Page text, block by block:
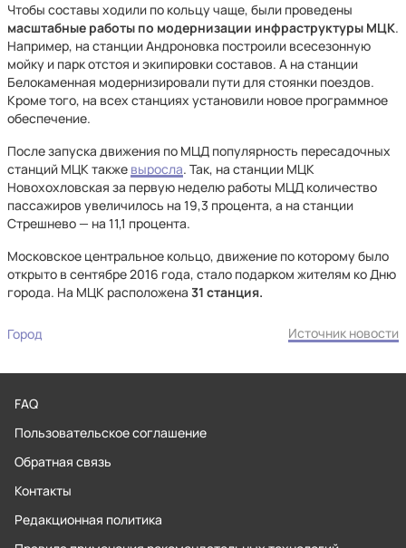
Чтобы составы ходили по кольцу чаще, были проведены
масштабные работы по модернизации инфраструктуры МЦК.
Например, на станции Андроновка построили всесезонную
мойку и парк отстоя и экипировки составов. А на станции
Белокаменная модернизировали пути для стоянки поездов.
Кроме того, на всех станциях установили новое программное
обеспечение.
После запуска движения по МЦД популярность пересадочных
станций МЦК также выросла. Так, на станции МЦК
Новохохловская за первую неделю работы МЦД количество
пассажиров увеличилось на 19,3 процента, а на станции
Стрешнево — на 11,1 процента.
Московское центральное кольцо, движение по которому было
открыто в сентябре 2016 года, стало подарком жителям ко Дню
города. На МЦК расположена 31 станция.
Город Источник новости
FAQ
Пользовательское соглашение
Обратная связь
Контакты
Редакционная политика